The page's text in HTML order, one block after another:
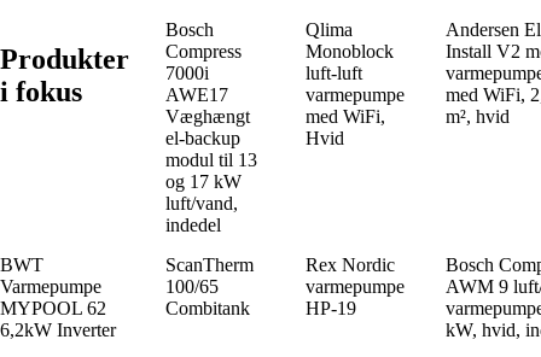
Produkter
i fokus
Bosch
Compress
7000i
AWE17
Væghængt
el-backup
modul til 13
og 17 kW
luft/vand,
indedel
Qlima
Monoblock
luft-luft
varmepumpe
med WiFi,
Hvid
Andersen
Install V2
med WiFi,
m², hvid
BWT
Varmepumpe
MYPOOL 62
6,2kW Inverter
ScanTherm
100/65
Combitank
Rex Nordic
varmepumpe
HP-19
Bosch
AWM 9
kW, hvid,